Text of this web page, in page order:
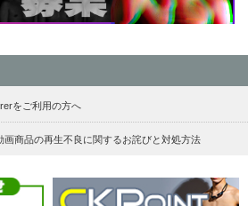
をご利用の方へ
画商品の再生不良に関するお詫びと対処方法